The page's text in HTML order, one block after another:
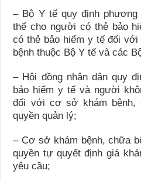
– Bộ Y tế quy định
thể cho người có thẻ bảo
có thẻ bảo hiểm y tế đối
bệnh thuộc Bộ Y tế và các
– Hội đồng nhân dân quy
bảo hiểm y tế và người
đối với cơ sở khám bệnh,
quyền quản lý;
– Cơ sở khám bệnh, chữa
quyền tự quyết định giá
yêu cầu;